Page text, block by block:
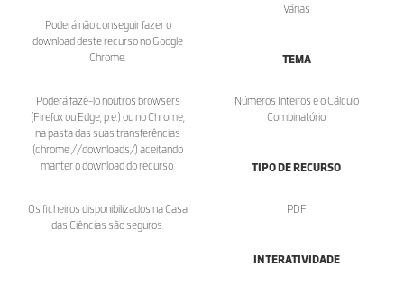
Poderá não conseguir fazer o
download deste recurso no Google
Chrome.
Poderá fazê-lo noutros browsers
(Firefox ou Edge, p.e.) ou no Chrome,
na pasta das suas transferências
(chrome://downloads/) aceitando
manter o download do recurso.
Os ficheiros disponibilizados na Casa
das Ciências são seguros.
Várias
TEMA
Números Inteiros e o Cálculo
Combinatório
TIPO DE RECURSO
PDF
INTERATIVIDADE